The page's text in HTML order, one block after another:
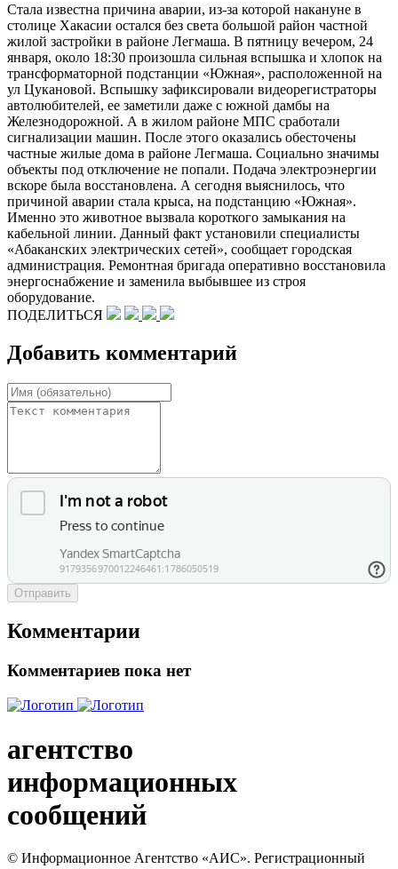
Стала известна причина аварии, из-за которой накануне в
столице Хакасии остался без света большой район частной
жилой застройки в районе Легмаша. В пятницу вечером, 24
января, около 18:30 произошла сильная вспышка и хлопок на
трансформаторной подстанции «Южная», расположенной на
ул Цукановой. Вспышку зафиксировали видеорегистраторы
автолюбителей, ее заметили даже с южной дамбы на
Железнодорожной. А в жилом районе МПС сработали
сигнализации машин. После этого оказались обесточены
частные жилые дома в районе Легмаша. Социально значимы
объекты под отключение не попали. Подача электроэнергии
вскоре была восстановлена. А сегодня выяснилось, что
причиной аварии стала крыса, на подстанцию «Южная».
Именно это животное вызвала короткого замыкания на
кабельной линии. Данный факт установили специалисты
«Абаканских электрических сетей», сообщает городская
администрация. Ремонтная бригада оперативно восстановила
энергоснабжение и заменила выбывшее из строя
оборудование.
ПОДЕЛИТЬСЯ
Добавить комментарий
Отправить
Комментарии
Комментариев пока нет
агентство
информационных
сообщений
© Информационное Агентство «АИС». Регистрационный